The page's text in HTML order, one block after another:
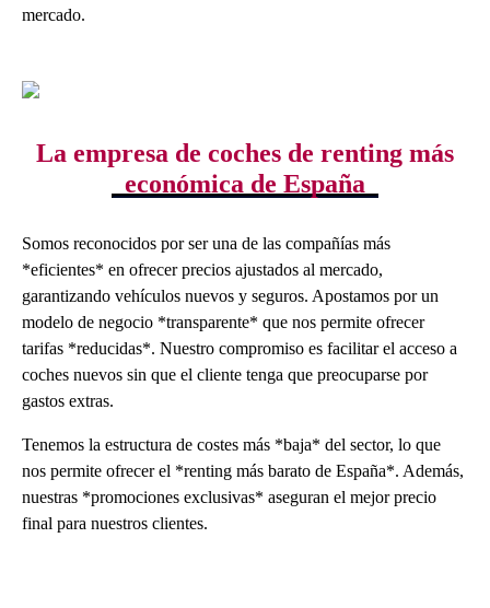
mercado.
La empresa de coches de renting más
económica de España
Somos reconocidos por ser una de las compañías más
*eficientes* en ofrecer precios ajustados al mercado,
garantizando vehículos nuevos y seguros. Apostamos por un
modelo de negocio *transparente* que nos permite ofrecer
tarifas *reducidas*. Nuestro compromiso es facilitar el acceso a
coches nuevos sin que el cliente tenga que preocuparse por
gastos extras.
Tenemos la estructura de costes más *baja* del sector, lo que
nos permite ofrecer el *renting más barato de España*. Además,
nuestras *promociones exclusivas* aseguran el mejor precio
final para nuestros clientes.